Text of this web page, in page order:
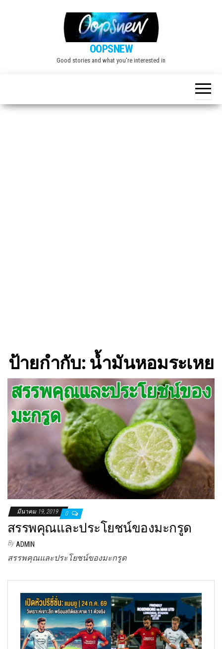
OOPSNEW
Good stories and what you're interested in
ป้ายกำกับ: น้ำมันหอมระเหย
มีนาคม 19, 2019 0
สรรพคุณและประโยชน์ของมะกรูด
By ADMIN
สรรพคุณและประโยชน์ของมะกรูด